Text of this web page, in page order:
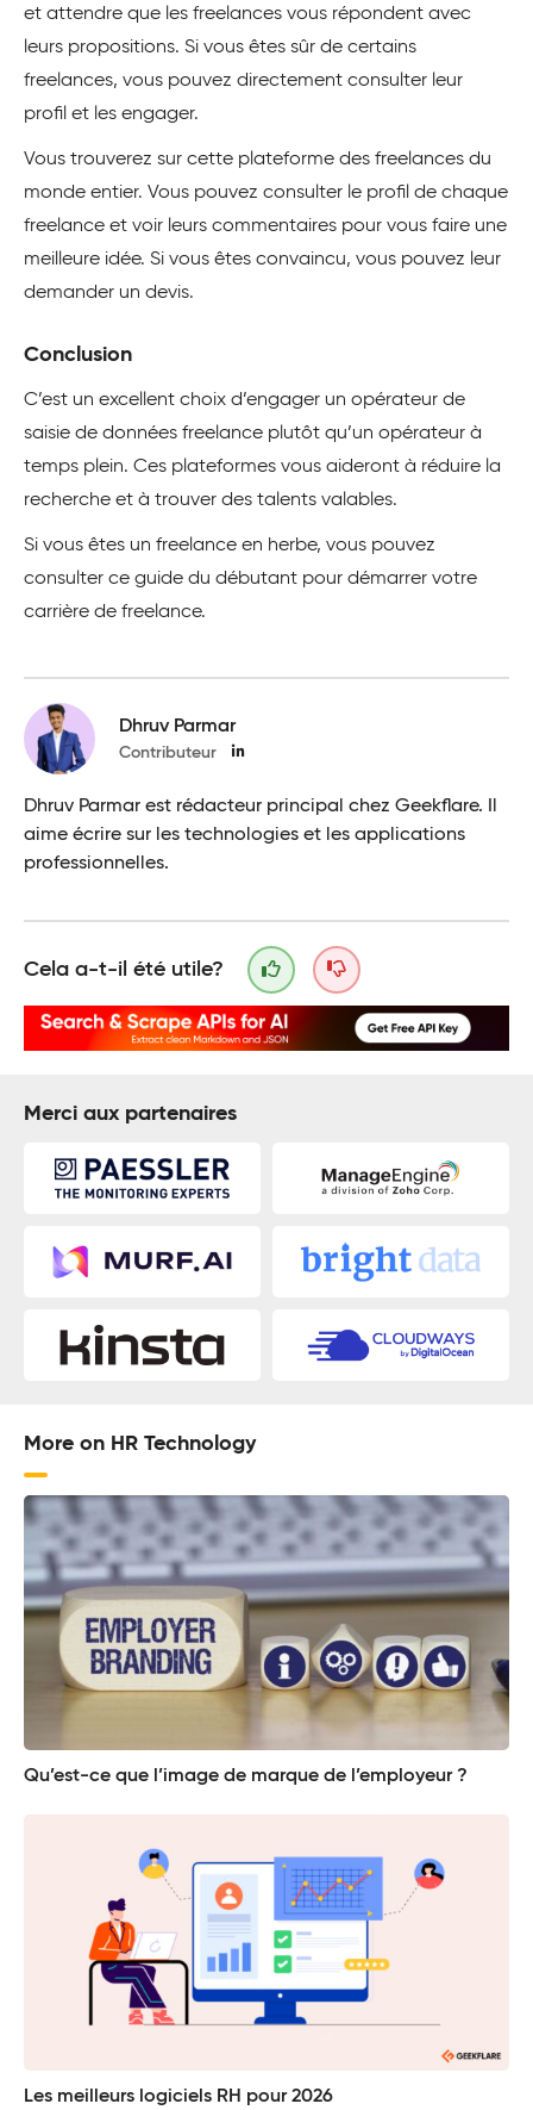
et attendre que les freelances vous répondent avec
leurs propositions. Si vous êtes sûr de certains
freelances, vous pouvez directement consulter leur
profil et les engager.
Vous trouverez sur cette plateforme des freelances du
monde entier. Vous pouvez consulter le profil de chaque
freelance et voir leurs commentaires pour vous faire une
meilleure idée. Si vous êtes convaincu, vous pouvez leur
demander un devis.
Conclusion
C’est un excellent choix d’engager un opérateur de
saisie de données freelance plutôt qu’un opérateur à
temps plein. Ces plateformes vous aideront à réduire la
recherche et à trouver des talents valables.
Si vous êtes un freelance en herbe, vous pouvez
consulter ce guide du débutant pour démarrer votre
carrière de freelance.
Dhruv Parmar
Contributeur
Dhruv Parmar est rédacteur principal chez Geekflare. Il
aime écrire sur les technologies et les applications
professionnelles.
Cela a-t-il été utile?
Merci aux partenaires
More on HR Technology
Qu’est-ce que l’image de marque de l’employeur ?
Les meilleurs logiciels RH pour 2026